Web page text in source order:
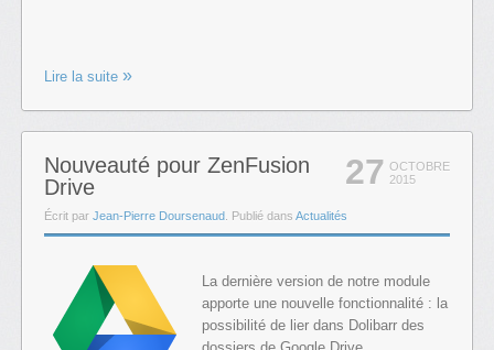
Lire la suite
27 OCTOBRE
2015
Nouveauté pour ZenFusion
Drive
Écrit par Jean-Pierre Doursenaud . Publié dans Actualités
La dernière version de notre module
apporte une nouvelle fonctionnalité : la
possibilité de lier dans Dolibarr des